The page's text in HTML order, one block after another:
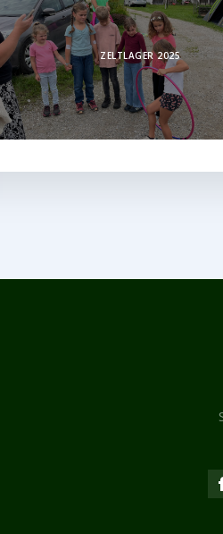
ZELTLAGER 2025